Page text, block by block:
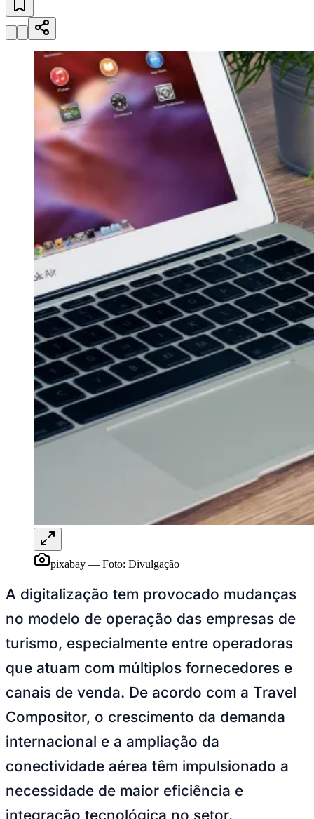
Goiás
10 anos de JB
10 anos de JB
Instituições de Ensino escolas e
universidades
Encontre escolas, cursos técnicos e universidades em Barueri e
região.
Instituições de Ensino Newsletter Educação
Publicidade Anuncie Aqui
2min de leitura
Operadoras de turismo adotam modelo
de plataforma com avanço
Redação Jornal de Barueri
27 de maio de 2026 às 13:00